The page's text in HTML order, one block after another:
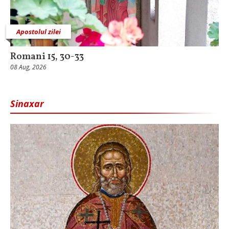
Apostolul zilei
Romani 15, 30-33
08 Aug, 2026
Sinaxar